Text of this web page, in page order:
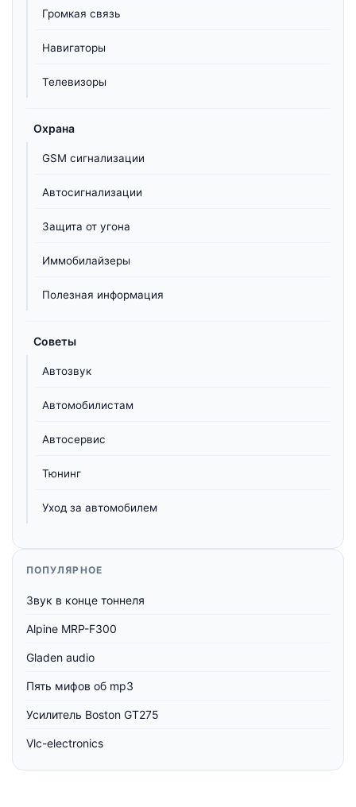
Громкая связь
Навигаторы
Телевизоры
Охрана
GSM сигнализации
Автосигнализации
Защита от угона
Иммобилайзеры
Полезная информация
Советы
Автозвук
Автомобилистам
Автосервис
Тюнинг
Уход за автомобилем
ПОПУЛЯРНОЕ
Звук в конце тоннеля
Alpine MRP-F300
Gladen audio
Пять мифов об mp3
Усилитель Boston GT275
Vlc-electronics